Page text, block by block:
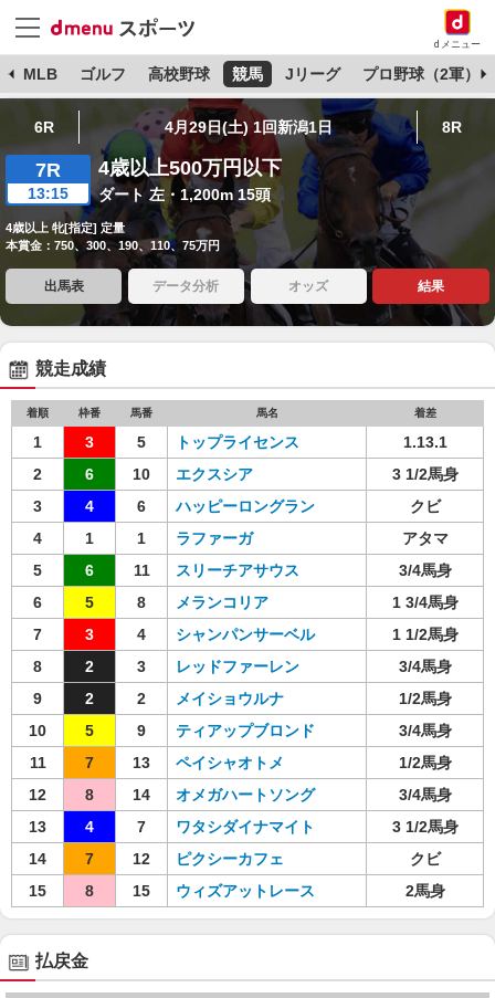
dメニュー
MLB ゴルフ 高校野球 競馬 Jリーグ プロ野球（2軍）
6R 4月29日(土) 1回新潟1日 8R
7R
13:15
4歳以上500万円以下
ダート 左・1,200m 15頭
4歳以上 牝[指定] 定量
本賞金：750、300、190、110、75万円
出馬表 データ分析 オッズ 結果
競走成績
着順 枠番 馬番 馬名 着差
1 3 5 トップライセンス
1.13.1
2
6 10 エクスシア
3 1/2馬身
3
4 6 ハッピーロングラン
クビ
4
1 1 ラファーガ
アタマ
5
6 11 スリーチアサウス
3/4馬身
6
5 8 メランコリア
1 3/4馬身
7
3 4 シャンパンサーベル
1 1/2馬身
8
2 3 レッドファーレン
3/4馬身
9
2 2 メイショウルナ
1/2馬身
10
5 9 ティアップブロンド
3/4馬身
11
7 13 ペイシャオトメ
1/2馬身
12
8 14 オメガハートソング
3/4馬身
13
4 7 ワタシダイナマイト
3 1/2馬身
14
7 12 ピクシーカフェ
クビ
15
8 15 ウィズアットレース 2馬身
払戻金